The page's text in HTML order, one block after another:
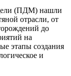
(ПДМ) нашли
отрасли, от
до
на
этапы создания
и